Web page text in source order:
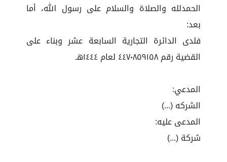
الحمدلله والصلاة والسلام على رسول الله، أما
بعد:
فلدى الدائرة التجارية السابعة عشر وبناء على
القضية رقم ٤٤٧٠٨٥٩١٥٨ لعام ١٤٤٤هـ
المدعي:
الشركه (...)
المدعى عليه:
شركة (...)